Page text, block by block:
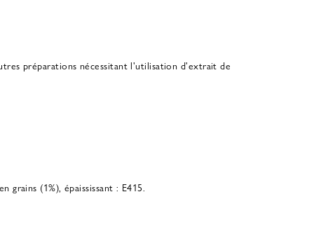
préparations nécessitant l'utilisation d'extrait de
(1%), épaississant : E415.